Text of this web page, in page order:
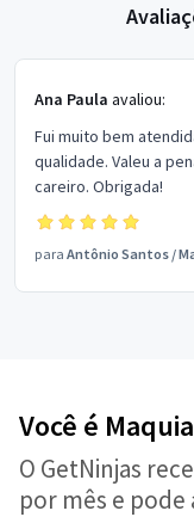
Ana Paula avaliou:
Fui muito bem
qualidade. Valeu a
careiro. Obrigada!
para Antônio Santos /
Você é
O GetNinjas
por mês e pode